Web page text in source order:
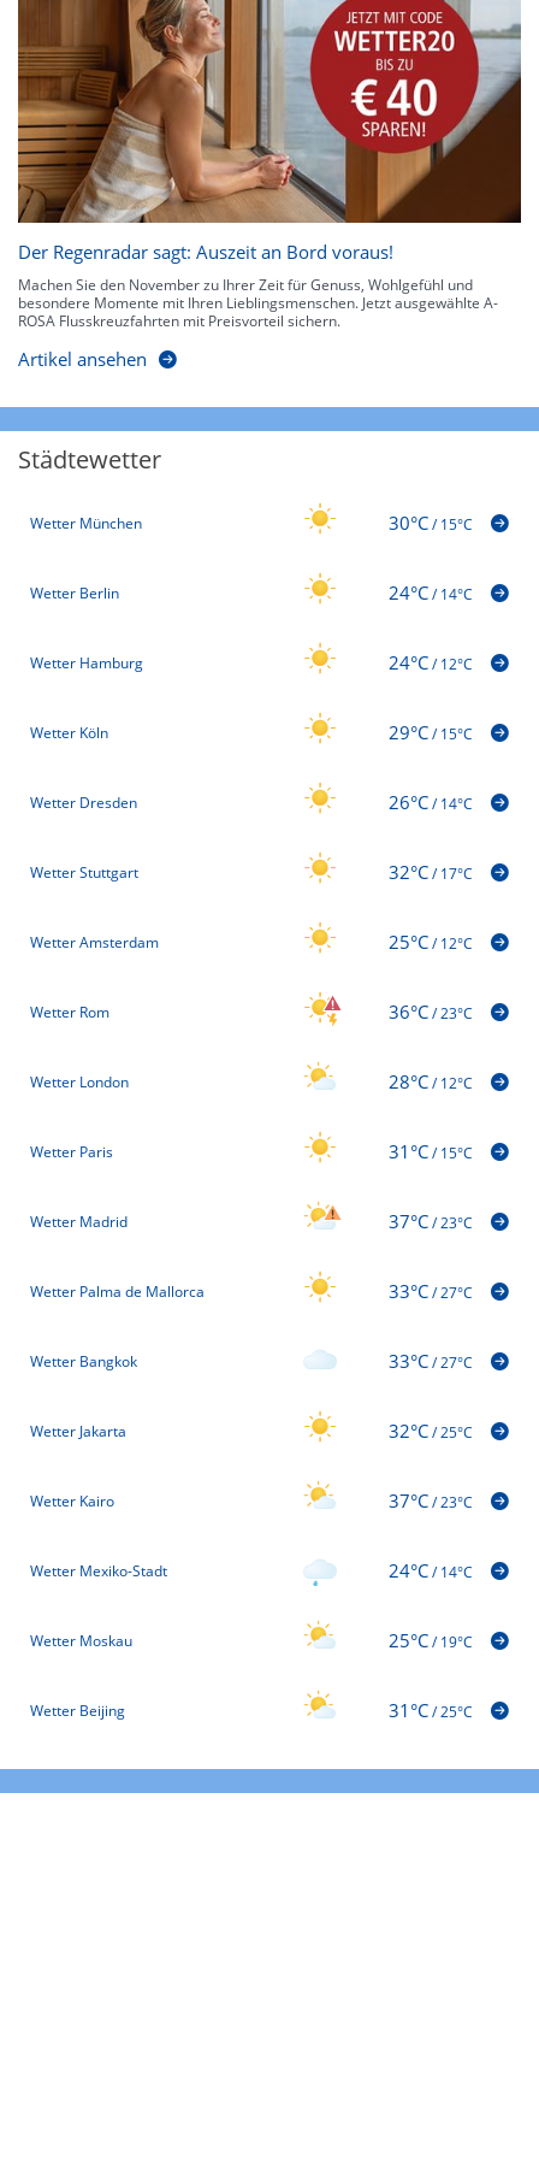
Der Regenradar sagt: Auszeit an Bord voraus!
Machen Sie den November zu Ihrer Zeit für Genuss, Wohlgefühl und
besondere Momente mit Ihren Lieblingsmenschen. Jetzt ausgewählte A-
ROSA Flusskreuzfahrten mit Preisvorteil sichern.
Artikel ansehen
Städtewetter
Wetter München 30°C/15°C
Wetter Berlin 24°C/14°C
Wetter Hamburg 24°C/12°C
Wetter Köln 29°C/15°C
Wetter Dresden 26°C/14°C
Wetter Stuttgart 32°C/17°C
Wetter Amsterdam 25°C/12°C
Wetter Rom 36°C/23°C
Wetter London 28°C/12°C
Wetter Paris 31°C/15°C
Wetter Madrid 37°C/23°C
Wetter Palma de Mallorca 33°C/27°C
Wetter Bangkok 33°C/27°C
Wetter Jakarta 32°C/25°C
Wetter Kairo 37°C/23°C
Wetter Mexiko-Stadt 24°C/14°C
Wetter Moskau 25°C/19°C
Wetter Beijing 31°C/25°C